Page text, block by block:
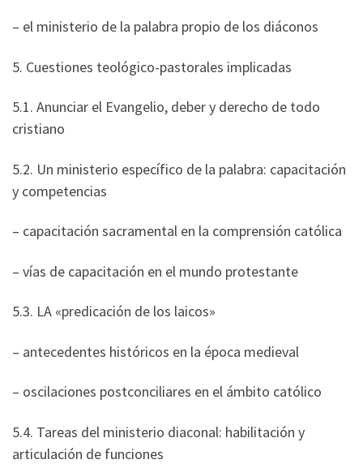
– el ministerio de la palabra propio de los diáconos
5. Cuestiones teológico-pastorales implicadas
5.1. Anunciar el Evangelio, deber y derecho de todo
cristiano
5.2. Un ministerio específico de la palabra: capacitación
y competencias
– capacitación sacramental en la comprensión católica
– vías de capacitación en el mundo protestante
5.3. LA «predicación de los laicos»
– antecedentes históricos en la época medieval
– oscilaciones postconciliares en el ámbito católico
5.4. Tareas del ministerio diaconal: habilitación y
articulación de funciones